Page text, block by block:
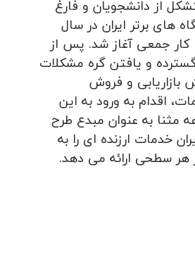
از دانشجویان و فارغ
های برتر ایران در سال
کار جمعی آغاز شد. پس از
و یافتن گره مشکلات
و فروش
اقدام به ورود به این
مثنا به عنوان مبدع طرح
خدمات ارزنده ای را به
هر سطحی ارائه می دهد.